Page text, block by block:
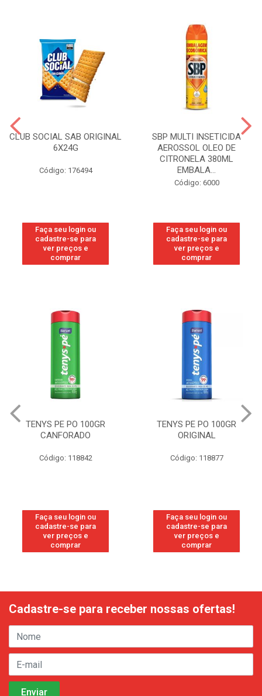
CLUB SOCIAL SAB ORIGINAL
6X24G
Código: 176494
Faça seu login ou
cadastre-se para
ver preços e
comprar
SBP MULTI INSETICIDA
AEROSSOL OLEO DE
CITRONELA 380ML
EMBALA...
Código: 6000
Faça seu login ou
cadastre-se para
ver preços e
comprar
TENYS PE PO 100GR
CANFORADO
Código: 118842
Faça seu login ou
cadastre-se para
ver preços e
comprar
TENYS PE PO 100GR
ORIGINAL
Código: 118877
Faça seu login ou
cadastre-se para
ver preços e
comprar
Cadastre-se para receber nossas ofertas!